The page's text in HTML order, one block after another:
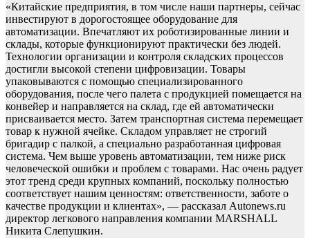
«Китайские предприятия, в том числе наши партнеры, сейчас
инвестируют в дорогостоящее оборудование для
автоматизации. Впечатляют их роботизированные линии и
склады, которые функционируют практически без людей.
Технологии организации и контроля складских процессов
достигли высокой степени цифровизации. Товары
упаковываются с помощью специализированного
оборудования, после чего палета с продукцией помещается на
конвейер и направляется на склад, где ей автоматически
присваивается место. Затем транспортная система перемещает
товар к нужной ячейке. Складом управляет не строгий
бригадир с палкой, а специально разработанная цифровая
система. Чем выше уровень автоматизации, тем ниже риск
человеческой ошибки и проблем с товарами. Нас очень радует
этот тренд среди крупных компаний, поскольку полностью
соответствует нашим ценностям: ответственности, заботе о
качестве продукции и клиентах», — рассказал Autonews.ru
директор легкового направления компании MARSHALL
Никита Слепушкин.